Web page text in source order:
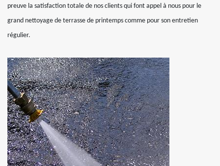
preuve la satisfaction totale de nos clients qui font appel à nous pour le
grand nettoyage de terrasse de printemps comme pour son entretien
régulier.